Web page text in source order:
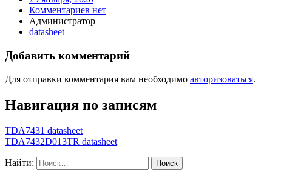
Комментариев нет
Администратор
datasheet
Добавить комментарий
Для отправки комментария вам необходимо авторизоваться.
Навигация по записям
TDA7431 datasheet
TDA7432D013TR datasheet
Найти: